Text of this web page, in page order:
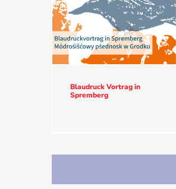
Blaudruck Vortrag in
Spremberg